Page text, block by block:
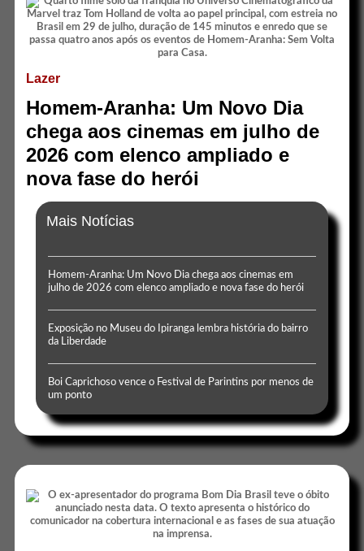
Lazer
Homem-Aranha: Um Novo Dia
chega aos cinemas em julho de
2026 com elenco ampliado e
nova fase do herói
Mais Notícias
Homem-Aranha: Um Novo Dia chega aos cinemas em
julho de 2026 com elenco ampliado e nova fase do herói
Exposição no Museu do Ipiranga lembra história do bairro
da Liberdade
Boi Caprichoso vence o Festival de Parintins por menos de
um ponto